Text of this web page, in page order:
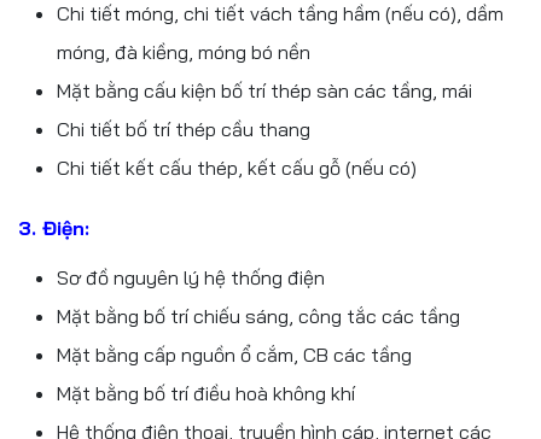
Chi tiết móng, chi tiết vách tầng hầm (nếu có), dầm
móng, đà kiềng, móng bó nền
Mặt bằng cấu kiện bố trí thép sàn các tầng, mái
Chi tiết bố trí thép cầu thang
Chi tiết kết cấu thép, kết cấu gỗ (nếu có)
3. Điện:
Sơ đồ nguyên lý hệ thống điện
Mặt bằng bố trí chiếu sáng, công tắc các tầng
Mặt bằng cấp nguồn ổ cắm, CB các tầng
Mặt bằng bố trí điều hoà không khí
Hệ thống điện thoại, truyền hình cáp, internet các